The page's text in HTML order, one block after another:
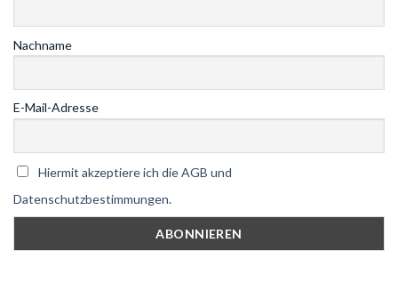
Nachname
E-Mail-Adresse
Hiermit akzeptiere ich die AGB und
Datenschutzbestimmungen.